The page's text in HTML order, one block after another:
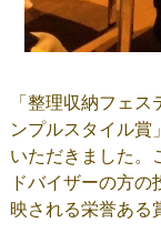
「整理収納フェ
ンプルスタイル賞
いただきました。
ドバイザーの方
映される栄誉ある